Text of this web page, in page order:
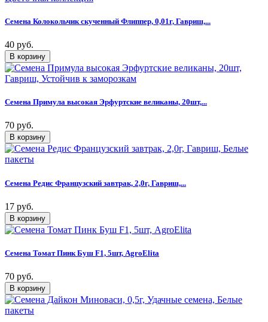
Семена Колокольчик скученный Флиппер, 0,01г, Гавриш,...
40 руб.
Семена Примула высокая Эрфуртские великаны, 20шт,...
70 руб.
Семена Редис Французский завтрак, 2,0г, Гавриш,...
17 руб.
Семена Томат Пинк Буш F1, 5шт, AgroElita
70 руб.